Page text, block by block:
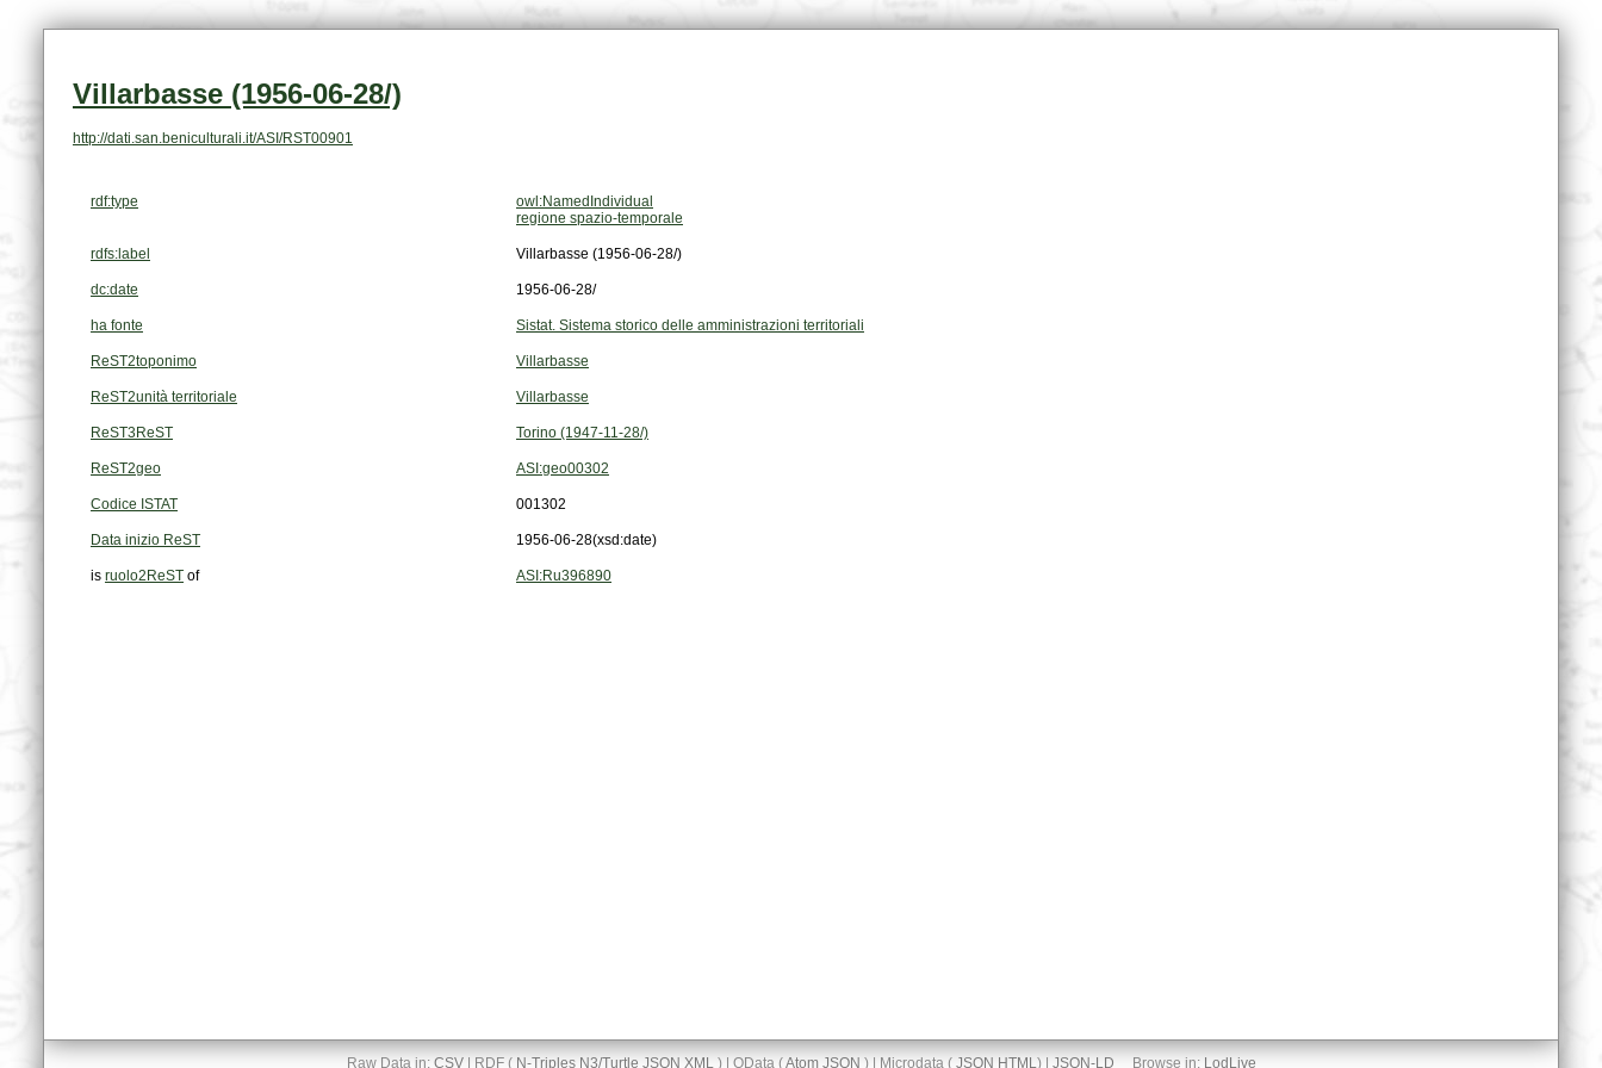
Villarbasse (1956-06-28/)
http://dati.san.beniculturali.it/ASI/RST00901
rdf:type
owl:NamedIndividual
regione spazio-temporale
rdfs:label Villarbasse (1956-06-28/)
dc:date 1956-06-28/
ha fonte Sistat. Sistema storico delle amministrazioni territoriali
ReST2toponimo Villarbasse
ReST2unità territoriale Villarbasse
ReST3ReST Torino (1947-11-28/)
ReST2geo ASI:geo00302
Codice ISTAT 001302
Data inizio ReST 1956-06-28(xsd:date)
is ruolo2ReST of ASI:Ru396890
Raw Data in: CSV| RDF ( N-Triples N3/Turtle JSON XML) | OData (Atom JSON ) | Microdata ( JSON HTML) | JSON-LD Browse in: LodLive